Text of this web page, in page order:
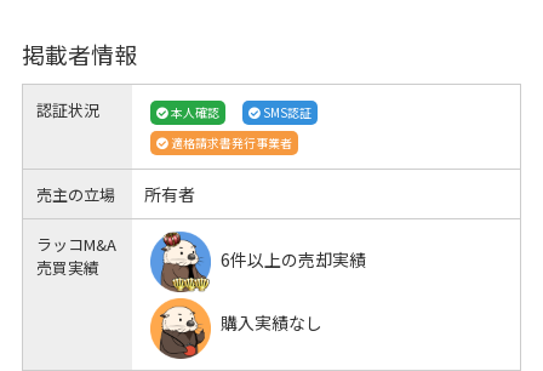
掲載者情報
認証状況 本人確認
SMS認証
適格請求書発行事業者
売主の立場 所有者
ラッコM&A
売買実績
6件以上の売却実績
購入実績なし